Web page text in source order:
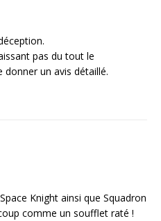
pas du tout le
donner un avis détaillé.
Knight ainsi que Squadron
comme un soufflet raté !